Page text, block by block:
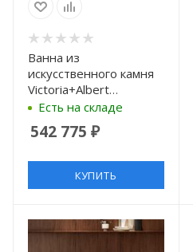
Ванна из
искусственного камня
Victoria+Albert
Barcelona 2 BA2M-N-
170x80 см, цвет белый
Есть на складе
542 775 ₽
КУПИТЬ